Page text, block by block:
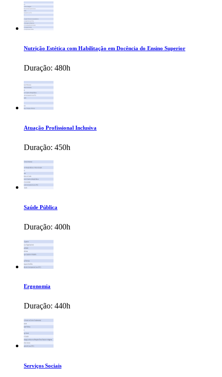
Nutrição Estética com Habilitação em Docência do Ensino Superior
Duração: 480h
Atuação Profissional Inclusiva
Duração: 450h
Saúde Pública
Duração: 400h
Ergonomia
Duração: 440h
Serviços Sociais